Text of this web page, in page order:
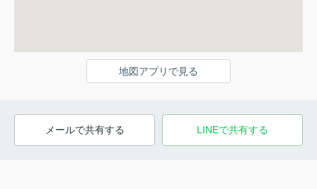
地図アプリで見る
メールで共有する LINEで共有する